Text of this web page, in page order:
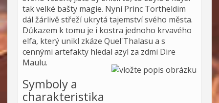
tak velké bašty magie. Nyní Princ Tortheldim
dál žárlivě střeží ukrytá tajemství svého města.
Důkazem k tomu je i kostra jednoho krvavého
elfa, který unikl zkáze Quel'Thalasu a s
cennými artefakty hledal azyl za zdmi Dire
Maulu.
Symboly a
charakteristika